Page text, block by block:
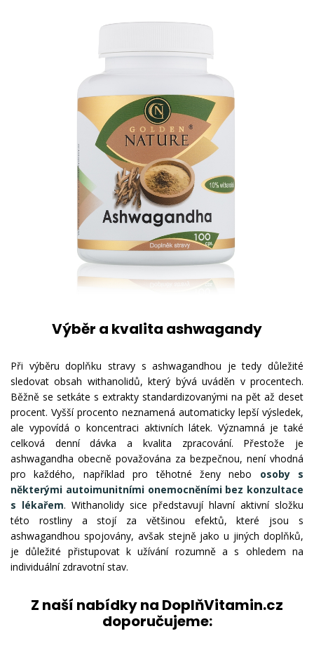
Výběr a kvalita ashwagandy
Při výběru doplňku stravy s ashwagandhou je tedy důležité
sledovat obsah withanolidů, který bývá uváděn v procentech.
Běžně se setkáte s extrakty standardizovanými na pět až deset
procent. Vyšší procento neznamená automaticky lepší výsledek,
ale vypovídá o koncentraci aktivních látek. Významná je také
celková denní dávka a kvalita zpracování. Přestože je
ashwagandha obecně považována za bezpečnou, není vhodná
pro každého, například pro těhotné ženy nebo osoby s
některými autoimunitními onemocněními bez konzultace
s lékařem. Withanolidy sice představují hlavní aktivní složku
této rostliny a stojí za většinou efektů, které jsou s
ashwagandhou spojovány, avšak stejně jako u jiných doplňků,
je důležité přistupovat k užívání rozumně a s ohledem na
individuální zdravotní stav.
Z naší nabídky na DoplňVitamin.cz
doporučujeme: